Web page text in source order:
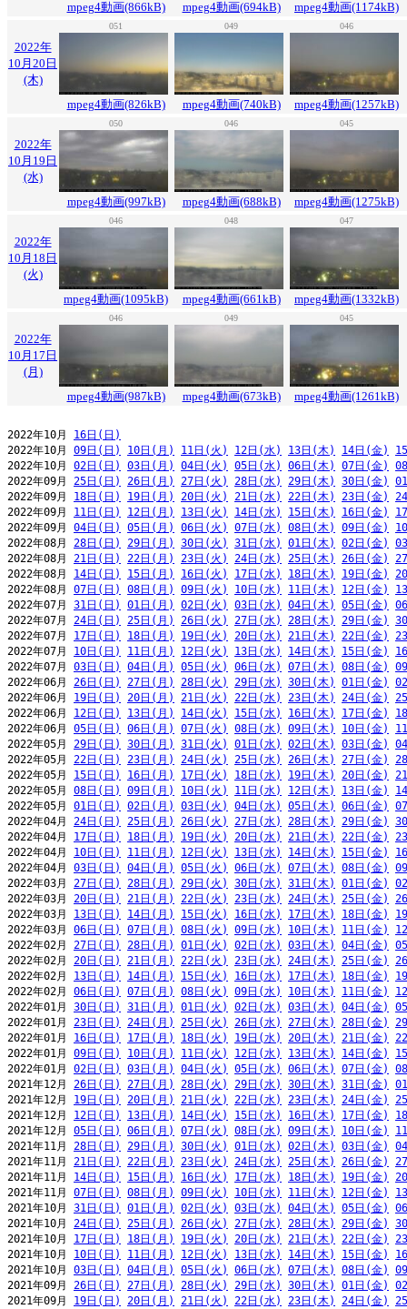
mpeg4動画(866kB)
mpeg4動画(694kB) mpeg4動画(1174kB)
051 049 046
2022年
10月20日
(木)
mpeg4動画(826kB)
mpeg4動画(740kB) mpeg4動画(1257kB)
050 046 045
2022年
10月19日
(水)
mpeg4動画(997kB)
mpeg4動画(688kB) mpeg4動画(1275kB)
046 048 047
2022年
10月18日
(火)
mpeg4動画(1095kB)
mpeg4動画(661kB) mpeg4動画(1332kB)
046 049 045
2022年
10月17日
(月)
mpeg4動画(987kB)
mpeg4動画(673kB) mpeg4動画(1261kB)
2022年10月 16日(日)
2022年10月 09日(日) 10日(月) 11日(火) 12日(水) 13日(木) 14日(金)
2022年10月 02日(日) 03日(月) 04日(火) 05日(水) 06日(木) 07日(金)
2022年09月 25日(日) 26日(月) 27日(火) 28日(水) 29日(木) 30日(金)
2022年09月 18日(日) 19日(月) 20日(火) 21日(水) 22日(木) 23日(金)
2022年09月 11日(日) 12日(月) 13日(火) 14日(水) 15日(木) 16日(金)
2022年09月 04日(日) 05日(月) 06日(火) 07日(水) 08日(木) 09日(金)
2022年08月 28日(日) 29日(月) 30日(火) 31日(水) 01日(木) 02日(金)
2022年08月 21日(日) 22日(月) 23日(火) 24日(水) 25日(木) 26日(金)
2022年08月 14日(日) 15日(月) 16日(火) 17日(水) 18日(木) 19日(金)
2022年08月 07日(日) 08日(月) 09日(火) 10日(水) 11日(木) 12日(金)
2022年07月 31日(日) 01日(月) 02日(火) 03日(水) 04日(木) 05日(金)
2022年07月 24日(日) 25日(月) 26日(火) 27日(水) 28日(木) 29日(金)
2022年07月 17日(日) 18日(月) 19日(火) 20日(水) 21日(木) 22日(金)
2022年07月 10日(日) 11日(月) 12日(火) 13日(水) 14日(木) 15日(金)
2022年07月 03日(日) 04日(月) 05日(火) 06日(水) 07日(木) 08日(金)
2022年06月 26日(日) 27日(月) 28日(火) 29日(水) 30日(木) 01日(金)
2022年06月 19日(日) 20日(月) 21日(火) 22日(水) 23日(木) 24日(金)
2022年06月 12日(日) 13日(月) 14日(火) 15日(水) 16日(木) 17日(金)
2022年06月 05日(日) 06日(月) 07日(火) 08日(水) 09日(木) 10日(金)
2022年05月 29日(日) 30日(月) 31日(火) 01日(水) 02日(木) 03日(金)
2022年05月 22日(日) 23日(月) 24日(火) 25日(水) 26日(木) 27日(金)
2022年05月 15日(日) 16日(月) 17日(火) 18日(水) 19日(木) 20日(金)
2022年05月 08日(日) 09日(月) 10日(火) 11日(水) 12日(木) 13日(金)
2022年05月 01日(日) 02日(月) 03日(火) 04日(水) 05日(木) 06日(金)
2022年04月 24日(日) 25日(月) 26日(火) 27日(水) 28日(木) 29日(金)
2022年04月 17日(日) 18日(月) 19日(火) 20日(水) 21日(木) 22日(金)
2022年04月 10日(日) 11日(月) 12日(火) 13日(水) 14日(木) 15日(金)
2022年04月 03日(日) 04日(月) 05日(火) 06日(水) 07日(木) 08日(金)
2022年03月 27日(日) 28日(月) 29日(火) 30日(水) 31日(木) 01日(金)
2022年03月 20日(日) 21日(月) 22日(火) 23日(水) 24日(木) 25日(金)
2022年03月 13日(日) 14日(月) 15日(火) 16日(水) 17日(木) 18日(金)
2022年03月 06日(日) 07日(月) 08日(火) 09日(水) 10日(木) 11日(金)
2022年02月 27日(日) 28日(月) 01日(火) 02日(水) 03日(木) 04日(金)
2022年02月 20日(日) 21日(月) 22日(火) 23日(水) 24日(木) 25日(金)
2022年02月 13日(日) 14日(月) 15日(火) 16日(水) 17日(木) 18日(金)
2022年02月 06日(日) 07日(月) 08日(火) 09日(水) 10日(木) 11日(金)
2022年01月 30日(日) 31日(月) 01日(火) 02日(水) 03日(木) 04日(金)
2022年01月 23日(日) 24日(月) 25日(火) 26日(水) 27日(木) 28日(金)
2022年01月 16日(日) 17日(月) 18日(火) 19日(水) 20日(木) 21日(金)
2022年01月 09日(日) 10日(月) 11日(火) 12日(水) 13日(木) 14日(金)
2022年01月 02日(日) 03日(月) 04日(火) 05日(水) 06日(木) 07日(金)
2021年12月 26日(日) 27日(月) 28日(火) 29日(水) 30日(木) 31日(金)
2021年12月 19日(日) 20日(月) 21日(火) 22日(水) 23日(木) 24日(金)
2021年12月 12日(日) 13日(月) 14日(火) 15日(水) 16日(木) 17日(金)
2021年12月 05日(日) 06日(月) 07日(火) 08日(水) 09日(木) 10日(金)
2021年11月 28日(日) 29日(月) 30日(火) 01日(水) 02日(木) 03日(金)
2021年11月 21日(日) 22日(月) 23日(火) 24日(水) 25日(木) 26日(金)
2021年11月 14日(日) 15日(月) 16日(火) 17日(水) 18日(木) 19日(金)
2021年11月 07日(日) 08日(月) 09日(火) 10日(水) 11日(木) 12日(金)
2021年10月 31日(日) 01日(月) 02日(火) 03日(水) 04日(木) 05日(金)
2021年10月 24日(日) 25日(月) 26日(火) 27日(水) 28日(木) 29日(金)
2021年10月 17日(日) 18日(月) 19日(火) 20日(水) 21日(木) 22日(金)
2021年10月 10日(日) 11日(月) 12日(火) 13日(水) 14日(木) 15日(金)
2021年10月 03日(日) 04日(月) 05日(火) 06日(水) 07日(木) 08日(金)
2021年09月 26日(日) 27日(月) 28日(火) 29日(水) 30日(木) 01日(金)
2021年09月 19日(日) 20日(月) 21日(火) 22日(水) 23日(木) 24日(金)